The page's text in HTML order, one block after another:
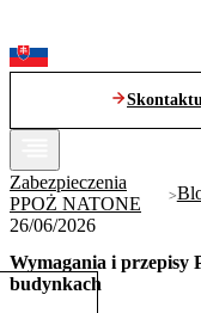
Zabezpieczenia
PPOŻ NATONE
26/06/2026
Wymagania i przepisy
budynkach